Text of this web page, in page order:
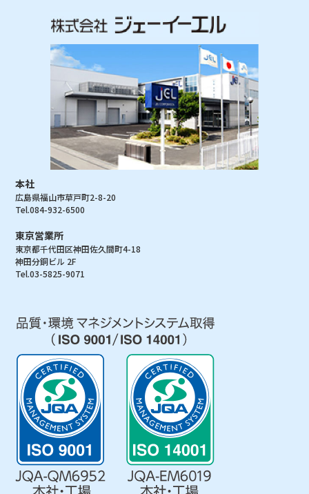
本社
広島県福山市草戸町2-8-20
Tel.084-932-6500
東京営業所
東京都千代田区神田佐久間町4-18
神田分銅ビル 2F
Tel.03-5825-9071